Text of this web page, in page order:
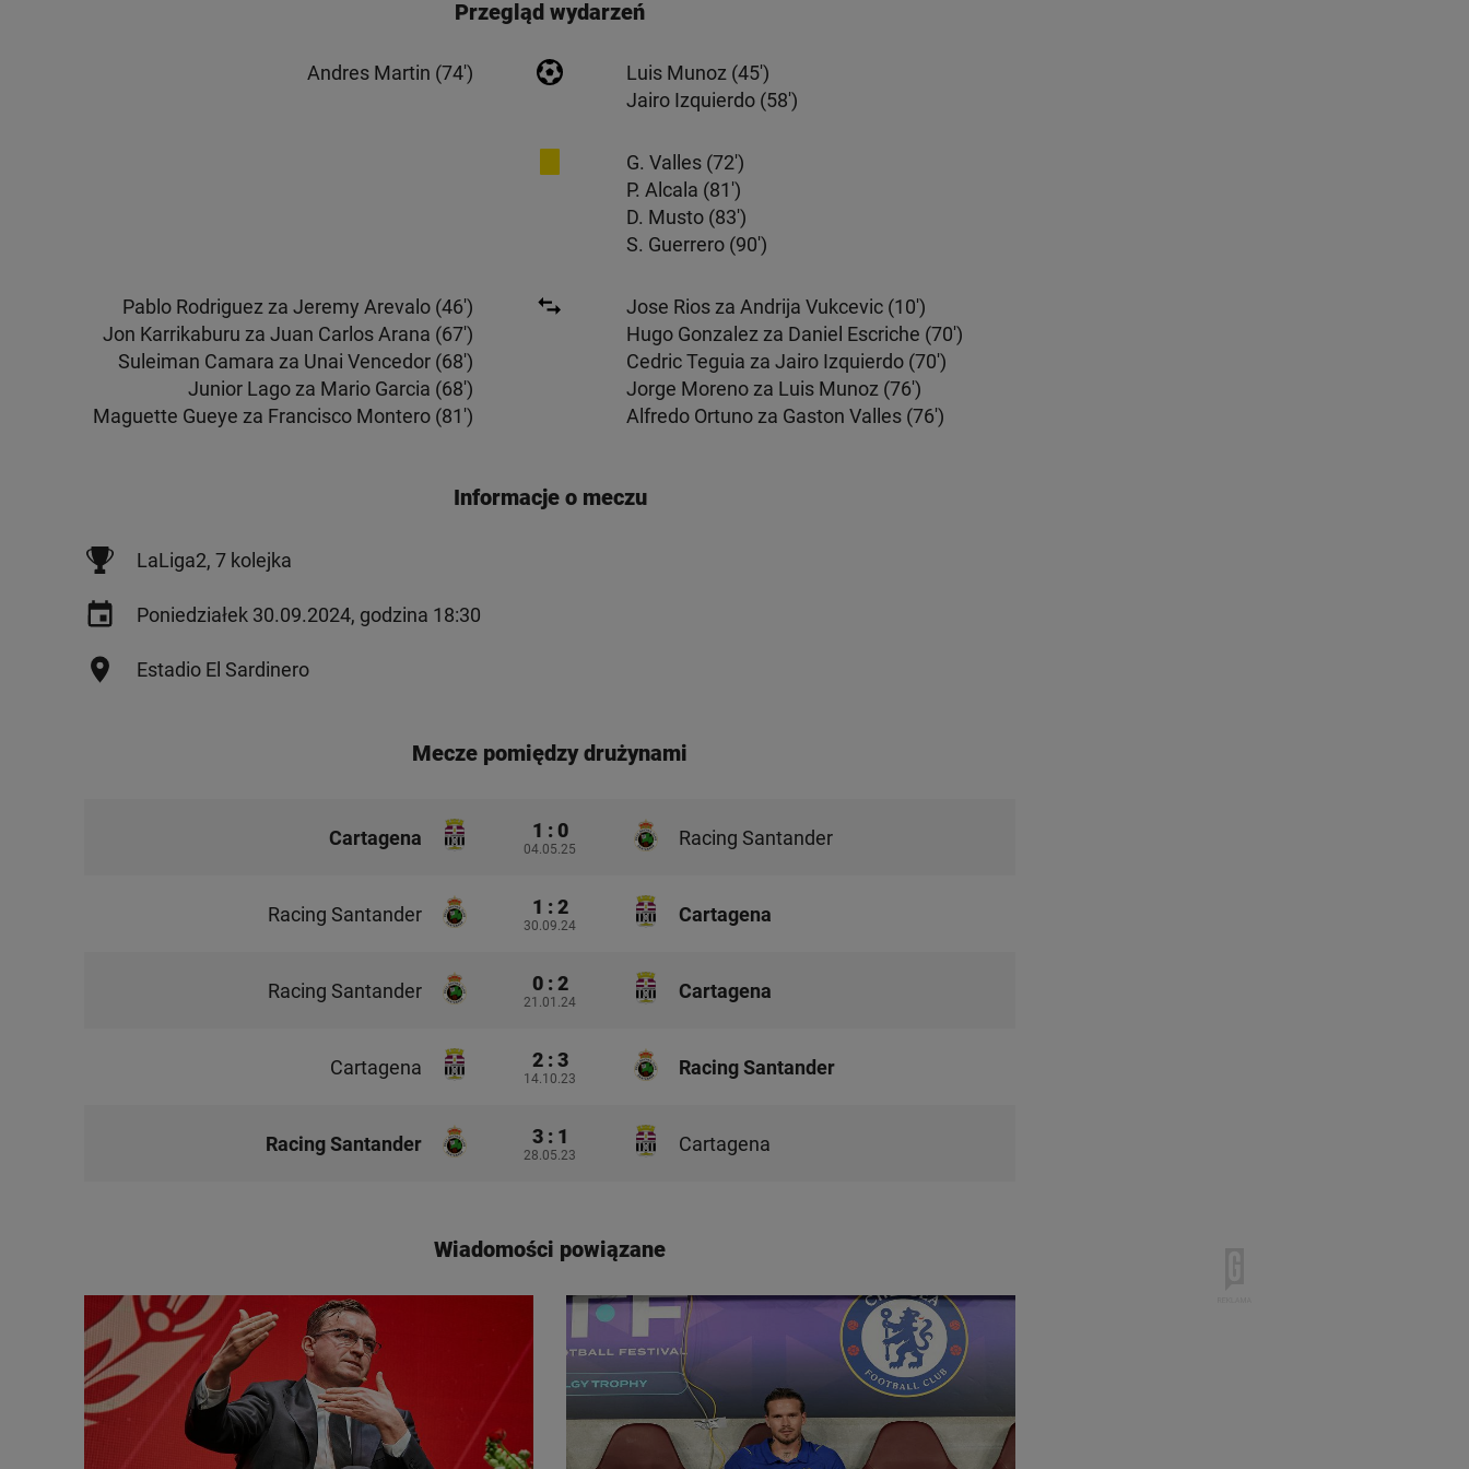
Przegląd wydarzeń
Andres Martin (74')
Luis Munoz (45')
Jairo Izquierdo (58')
G. Valles (72')
P. Alcala (81')
D. Musto (83')
S. Guerrero (90')
Pablo Rodriguez za Jeremy Arevalo (46')
Jon Karrikaburu za Juan Carlos Arana (67')
Suleiman Camara za Unai Vencedor (68')
Junior Lago za Mario Garcia (68')
Maguette Gueye za Francisco Montero (81')
Jose Rios za Andrija Vukcevic (10')
Hugo Gonzalez za Daniel Escriche (70')
Cedric Teguia za Jairo Izquierdo (70')
Jorge Moreno za Luis Munoz (76')
Alfredo Ortuno za Gaston Valles (76')
Informacje o meczu
LaLiga2, 7 kolejka
Poniedziałek 30.09.2024, godzina 18:30
Estadio El Sardinero
Mecze pomiędzy drużynami
Cartagena 1 : 0
04.05.25 Racing Santander
Racing Santander 1 : 2
30.09.24 Cartagena
Racing Santander 0 : 2
21.01.24 Cartagena
Cartagena 2 : 3
14.10.23 Racing Santander
Racing Santander 3 : 1
28.05.23 Cartagena
Wiadomości powiązane